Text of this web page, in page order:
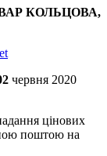
КОЛЬЦОВА,
червня 2020
цінових
поштою на